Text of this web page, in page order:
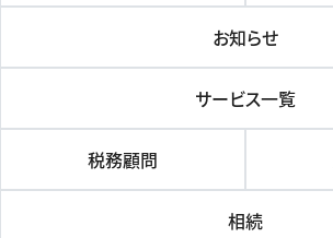
お知らせ
サービス一覧
税務顧問
相続